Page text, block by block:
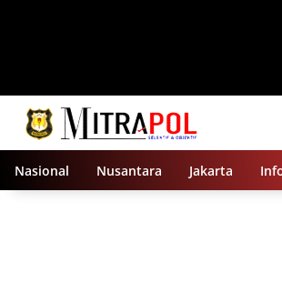
Nasional Nusantara Jakarta